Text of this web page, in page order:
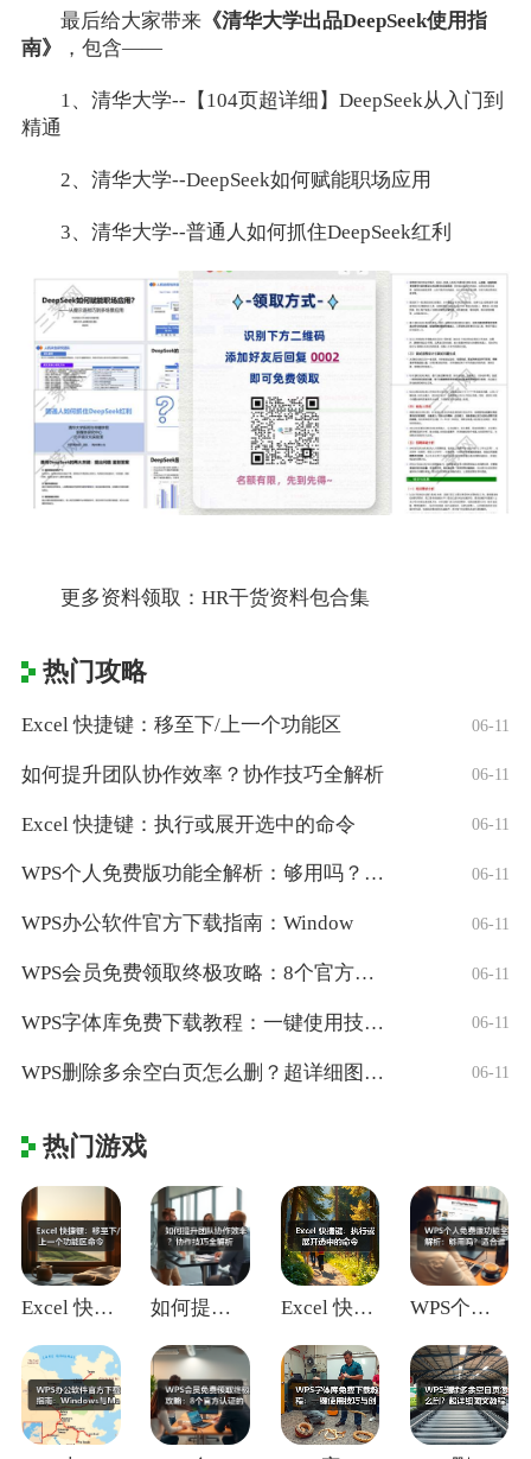
最后给大家带来 《清华大学出品DeepSeek使用指
南》
，包含——
1、清华大学--【104页超详细】DeepSeek从入门到
精通
2、清华大学--DeepSeek如何赋能职场应用
3、清华大学--普通人如何抓住DeepSeek红利
更多资料领取：HR干货资料包合集
热门攻略
Excel 快捷键：移至下/上一个功能区 06-11
如何提升团队协作效率？协作技巧全解析 06-11
Excel 快捷键：执行或展开选中的命令 06-11
WPS个人免费版功能全解析：够用吗？适合 06-11
WPS办公软件官方下载指南：Window 06-11
WPS会员免费领取终极攻略：8个官方认证 06-11
WPS字体库免费下载教程：一键使用技巧与 06-11
WPS删除多余空白页怎么删？超详细图文教 06-11
热门游戏
Excel 快捷键：移至下/上一个功能区 如何提升团队协作效率？协作技巧全解析 Excel 快捷键：执行或展开选中的命令 WPS个人免费版功能全解析：够用吗？适合